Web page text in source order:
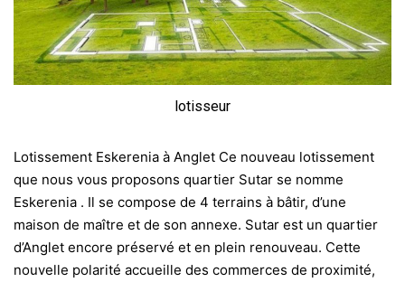
lotisseur
Lotissement Eskerenia à Anglet Ce nouveau lotissement
que nous vous proposons quartier Sutar se nomme
Eskerenia . Il se compose de 4 terrains à bâtir, d’une
maison de maître et de son annexe. Sutar est un quartier
d’Anglet encore préservé et en plein renouveau. Cette
nouvelle polarité accueille des commerces de proximité,